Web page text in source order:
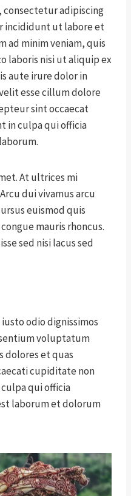
consectetur adipiscing
incididunt ut labore et
ad minim veniam, quis
laboris nisi ut aliquip ex
aute irure dolor in
esse cillum dolore
sint occaecat
in culpa qui officia
At ultrices mi
dui vivamus arcu
euismod quis
mauris rhoncus.
sed nisi lacus sed
odio dignissimos
voluptatum
et quas
cupiditate non
qui officia
laborum et dolorum